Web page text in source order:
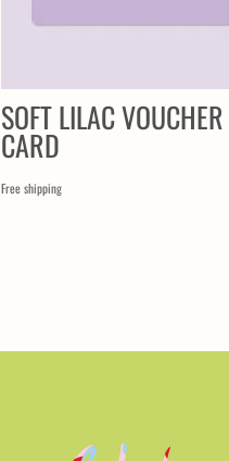
SOFT LILAC VOUCHER
CARD
Free shipping